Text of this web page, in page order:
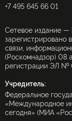
+7 495 645 66 01
Сетевое издание
зарегистрировано
связи,
(Роскомнадзор) 08
регистрации ЭЛ №
Учредитель:
Федеральное
«Международное
сегодня» (МИА